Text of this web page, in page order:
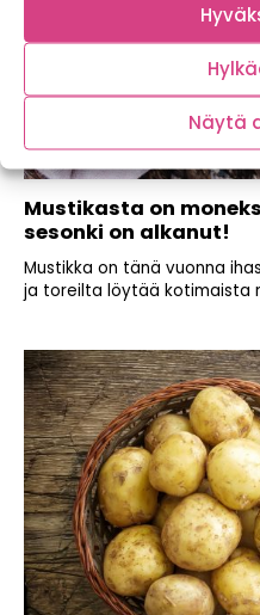
Näytä
Mustikasta on
sesonki on alkanut!
Mustikka on tänä vuonna
ja toreilta löytää kotimaista